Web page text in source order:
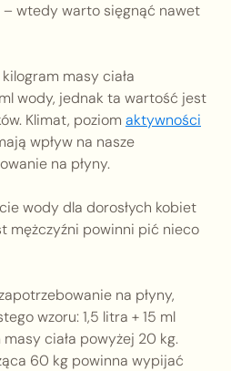
– wtedy warto sięgnąć nawet
masy ciała
wody, jednak ta wartość jest
Klimat, poziom aktywności
wpływ na nasze
na płyny.
wody dla dorosłych kobiet
mężczyźni powinni pić nieco
na płyny,
wzoru: 1,5 litra + 15 ml
ciała powyżej 20 kg.
60 kg powinna wypijać